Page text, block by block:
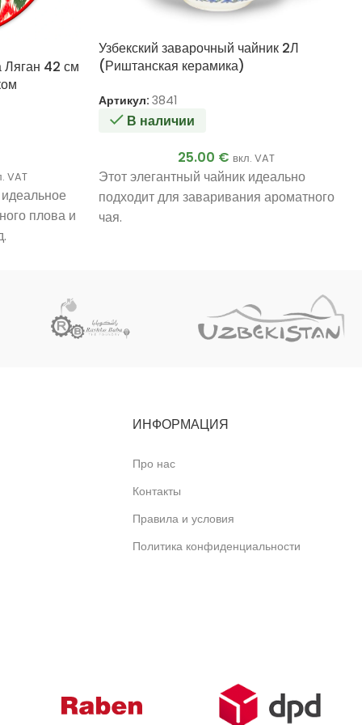
Ляган 42 см
VAT
плова и
Узбекский заварочный чайник 2Л
(Риштанская керамика)
Артикул: 3841
В наличии
25.00 € вкл. VAT
Этот элегантный чайник идеально
подходит для заваривания ароматного
чая.
ИНФОРМАЦИЯ
Про нас
Контакты
Правила и условия
Политика конфиденциальности